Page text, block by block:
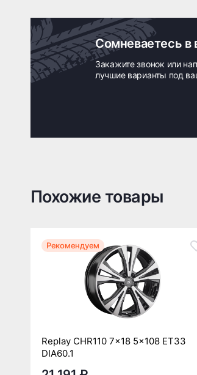
Сомневаетесь в
Закажите звонок или
лучшие варианты под
Похожие товары
Рекомендуем
Replay CHR110 7x18 5x108 ET33
DIA60.1